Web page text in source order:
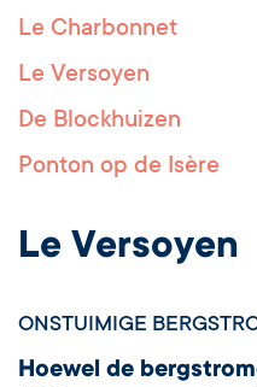
Le Charbonnet
Le Versoyen
De Blockhuizen
Ponton op de Isère
Le Versoyen
ONSTUIMIGE
Hoewel de